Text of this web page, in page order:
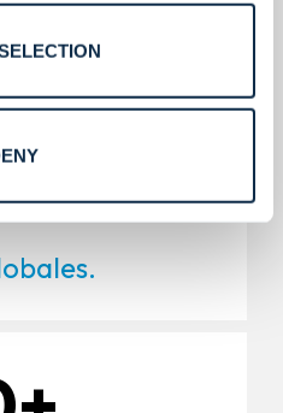
y licencias.